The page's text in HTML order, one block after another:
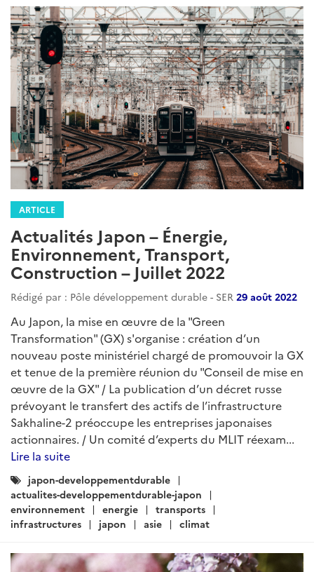
ARTICLE
Actualités Japon – Énergie,
Environnement, Transport,
Construction – Juillet 2022
Rédigé par : Pôle développement durable - SER 29 août 2022
Au Japon, la mise en œuvre de la "Green
Transformation" (GX) s'organise : création d’un
nouveau poste ministériel chargé de promouvoir la GX
et tenue de la première réunion du "Conseil de mise en
œuvre de la GX" / La publication d’un décret russe
prévoyant le transfert des actifs de l’infrastructure
Sakhaline-2 préoccupe les entreprises japonaises
actionnaires. / Un comité d’experts du MLIT réexam...
Lire la suite
Catégories
:
japon-developpementdurable
actualites-developpementdurable-japon
environnement
energie
transports
infrastructures
japon asie climat